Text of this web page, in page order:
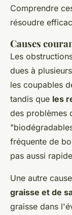
Comprendre
résoudre
Causes
Les
dues à
les coupables
tandis que les
des problèmes
fréquente de
pas aussi
Une autre
graisse et de
graisse dans